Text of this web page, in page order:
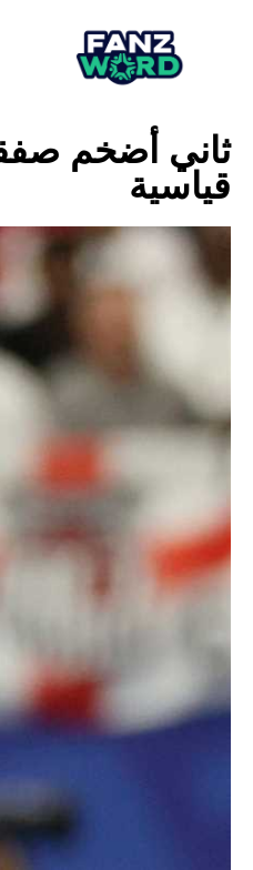
ثاني أضخم
قياسية